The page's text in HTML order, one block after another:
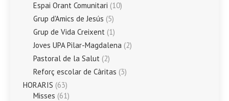
Espai Orant Comunitari (10)
Grup d'Amics de Jesús (5)
Grup de Vida Creixent (1)
Joves UPA Pilar-Magdalena (2)
Pastoral de la Salut (2)
Reforç escolar de Càritas (3)
HORARIS (63)
Misses (61)